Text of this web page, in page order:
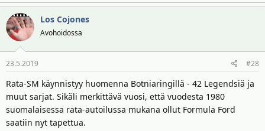
Los Cojones
Avohoidossa
23.5.2019 #28
Rata-SM käynnistyy huomenna Botniaringillä - 42 Legendsiä ja
muut sarjat. Sikäli merkittävä vuosi, että vuodesta 1980
suomalaisessa rata-autoilussa mukana ollut Formula Ford
saatiin nyt tapettua.